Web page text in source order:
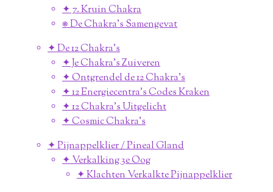
✦ 7. Kruin Chakra
⎈ De Chakra's Samengevat
✦ De 12 Chakra's
✦ Je Chakra's Zuiveren
✦ Ontgrendel de 12 Chakra's
✦ 12 Energiecentra's Codes Kraken
✦ 12 Chakra's Uitgelicht
✦ Cosmic Chakra's
✦ Pijnappelklier / Pineal Gland
✦ Verkalking 3e Oog
✦ Klachten Verkalkte Pijnappelklier